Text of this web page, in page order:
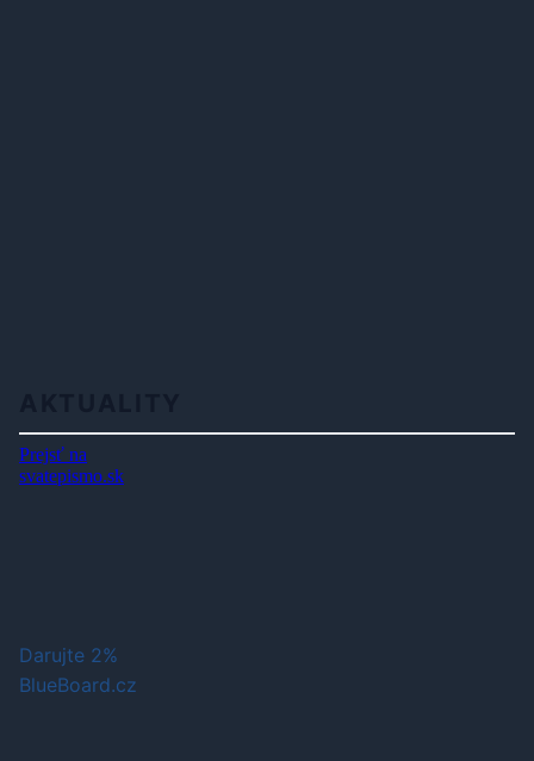
Darujte 2%
BlueBoard.cz